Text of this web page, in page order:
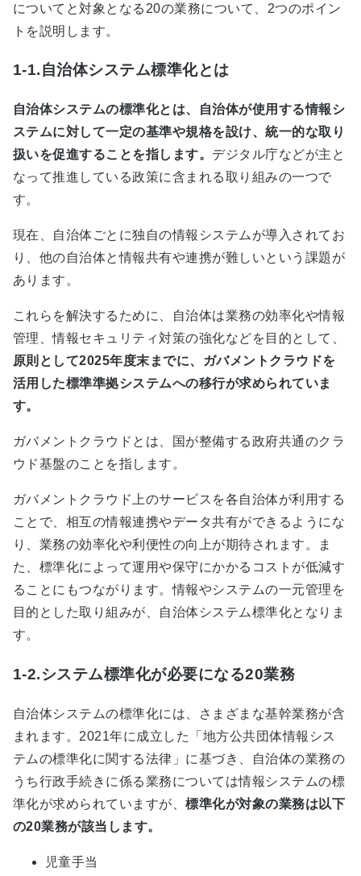
についてと対象となる20の業務について、2つのポイン
トを説明します。
1-1.自治体システム標準化とは
自治体システムの標準化とは、自治体が使用する情報シ
ステムに対して一定の基準や規格を設け、統一的な取り
扱いを促進することを指します。 デジタル庁などが主と
なって推進している政策に含まれる取り組みの一つで
す。
現在、自治体ごとに独自の情報システムが導入されてお
り、他の自治体と情報共有や連携が難しいという課題が
あります。
これらを解決するために、自治体は業務の効率化や情報
管理、情報セキュリティ対策の強化などを目的として、
原則として2025年度末までに、ガバメントクラウドを
活用した標準準拠システムへの移行が求められていま
す。
ガバメントクラウドとは、国が整備する政府共通のクラ
ウド基盤のことを指します。
ガバメントクラウド上のサービスを各自治体が利用する
ことで、相互の情報連携やデータ共有ができるようにな
り、業務の効率化や利便性の向上が期待されます。ま
た、標準化によって運用や保守にかかるコストが低減す
ることにもつながります。情報やシステムの一元管理を
目的とした取り組みが、自治体システム標準化となりま
す。
1-2.システム標準化が必要になる20業務
自治体システムの標準化には、さまざまな基幹業務が含
まれます。2021年に成立した「地方公共団体情報シス
テムの標準化に関する法律」に基づき、自治体の業務の
うち行政手続きに係る業務については情報システムの標
準化が求められていますが、標準化が対象の業務は以下
の20業務が該当します。
児童手当